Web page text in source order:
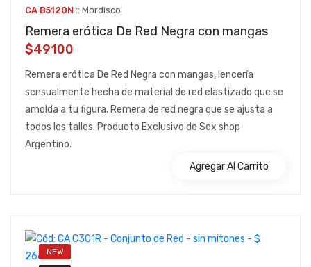
CA B5120N :: Mordisco
Remera erótica De Red Negra con mangas
$49100
Remera erótica De Red Negra con mangas, lencería
sensualmente hecha de material de red elastizado que se
amolda a tu figura. Remera de red negra que se ajusta a
todos los talles. Producto Exclusivo de Sex shop
Argentino.
Agregar Al Carrito
NEW